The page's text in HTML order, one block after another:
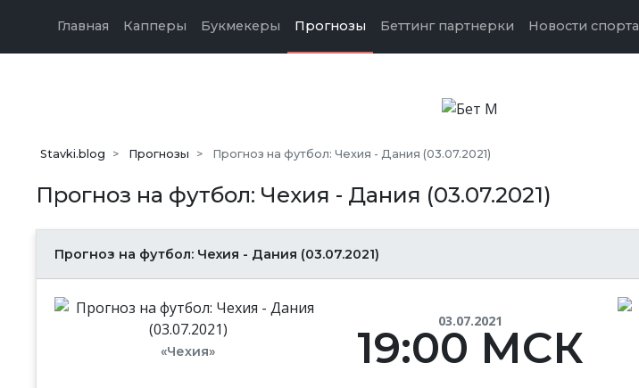
Главная Капперы Букмекеры Прогнозы Беттинг партнерки Новости спорта
Stavki.blog Прогнозы Прогноз на футбол: Чехия - Дания (03.07.2021)
Прогноз на футбол: Чехия - Дания (03.07.2021)
Прогноз на футбол: Чехия - Дания (03.07.2021)
«Чехия»
03.07.2021
19:00 МСК